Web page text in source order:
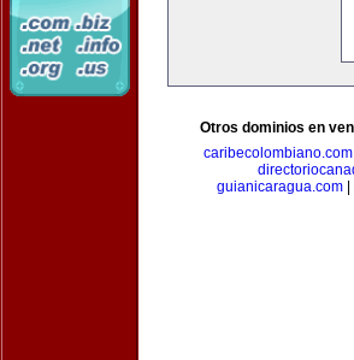
Otros dominios en
caribecolombiano.com
guianicaragua.com